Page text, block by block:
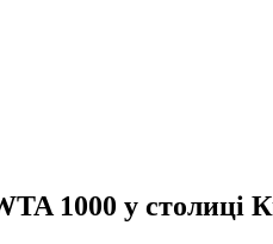
1000 у столиці